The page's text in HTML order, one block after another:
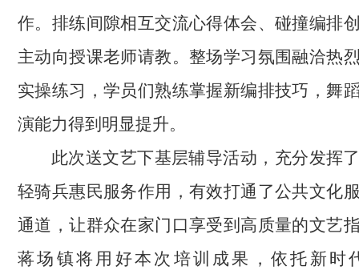
作。排练间隙相互交流心得体会、碰撞编排
主动向授课老师请教。整场学习氛围融洽热
实操练习，学员们熟练掌握新编排技巧，舞
演能力得到明显提升。
此次送文艺下基层辅导活动，充分发挥
轻骑兵惠民服务作用，有效打通了公共文化
通道，让群众在家门口享受到高质量的文艺
蒋场镇将用好本次培训成果，依托新时